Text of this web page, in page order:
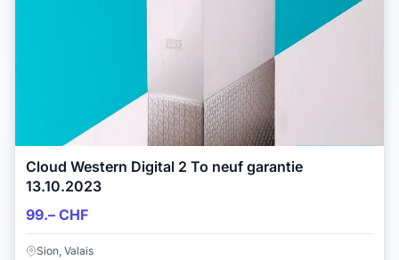
Cloud Western Digital 2 To neuf garantie
13.10.2023
99.– CHF
Sion, Valais